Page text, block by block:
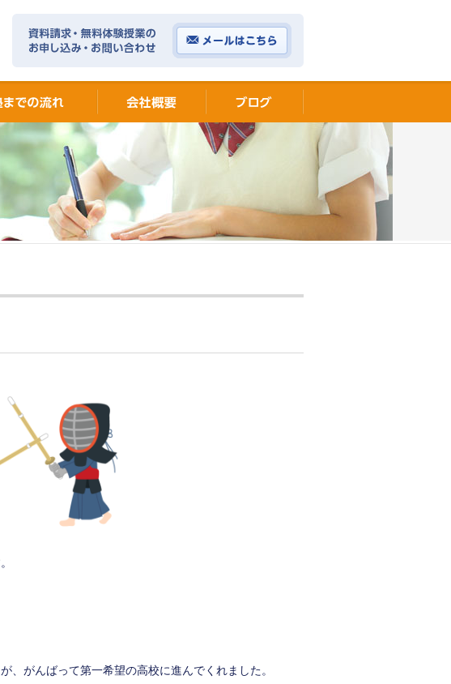
、がんばって第一希望の高校に進んでくれました。